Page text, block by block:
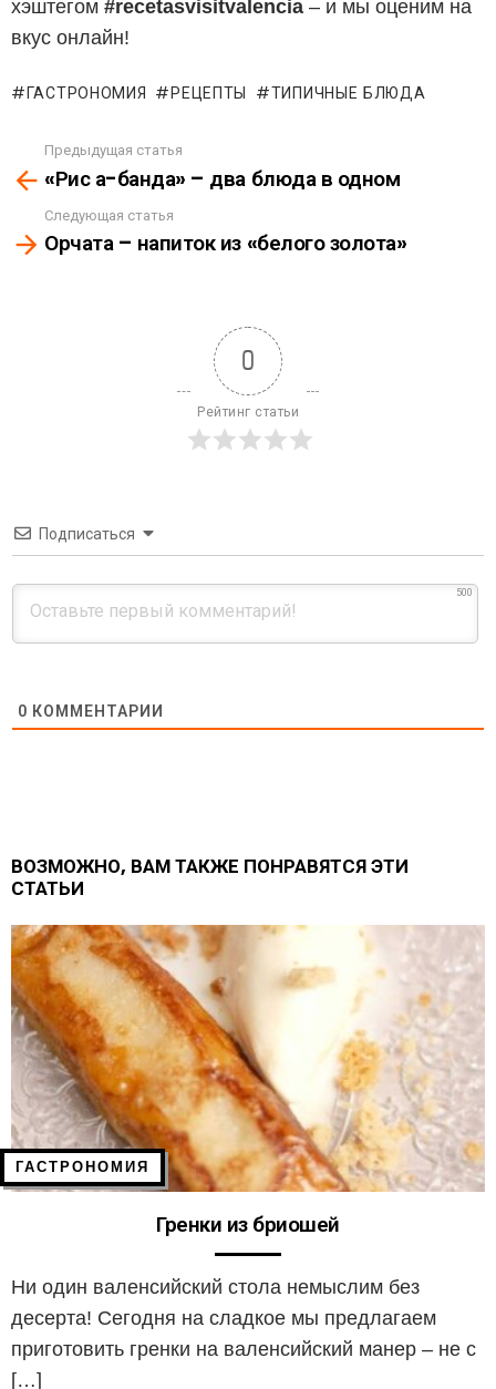
хэштегом #recetasvisitvalencia – и мы оценим на
вкус онлайн!
ГАСТРОНОМИЯ РЕЦЕПТЫ ТИПИЧНЫЕ БЛЮДА
See
more
Предыдущая статья
«Рис а-банда» – два блюда в одном
Следующая статья
Орчата – напиток из «белого золота»
0
Рейтинг статьи
Подписаться
500
0 КОММЕНТАРИИ
ВОЗМОЖНО, ВАМ ТАКЖЕ ПОНРАВЯТСЯ ЭТИ
СТАТЬИ
ГАСТРОНОМИЯ
Гренки из бриошей
Ни один валенсийский стола немыслим без
десерта! Сегодня на сладкое мы предлагаем
приготовить гренки на валенсийский манер – не с
[…]